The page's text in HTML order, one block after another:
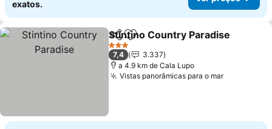
exatos.
PartilharAdicionar aos favoritos
Stintino Country Paradise
3 Estrelas
7,4
3.337
a 4.9 km de Cala Lupo
Vistas panorâmicas para o mar